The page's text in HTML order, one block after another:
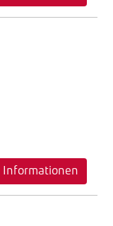
Informationen